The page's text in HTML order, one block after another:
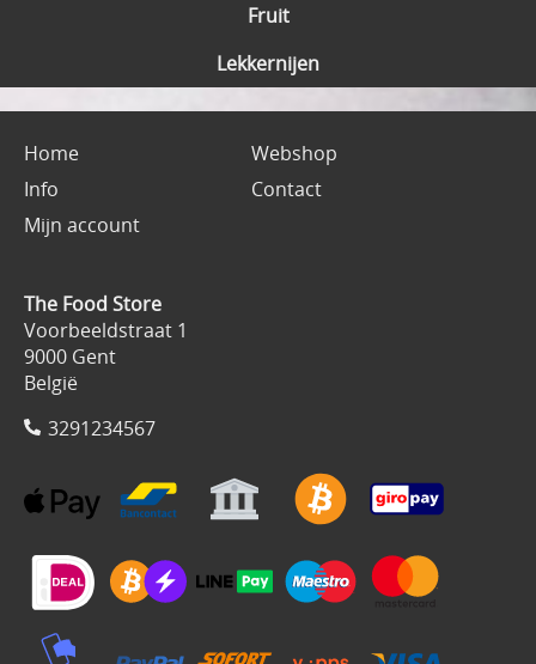
Fruit
Lekkernijen
Home
Webshop
Info
Contact
Mijn account
The Food Store
Voorbeeldstraat 1
9000 Gent
België
3291234567